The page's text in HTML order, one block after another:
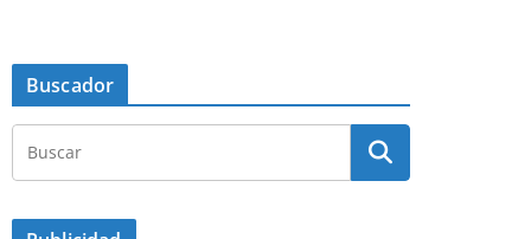
Buscador